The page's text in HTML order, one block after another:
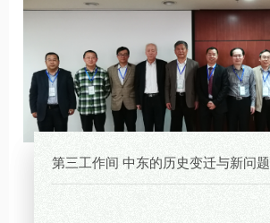
第三工作间 中东的历史变迁与新问题